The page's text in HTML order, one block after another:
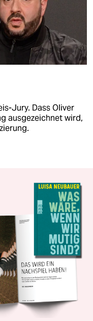
Jury. Dass Oliver
ausgezeichnet wird,